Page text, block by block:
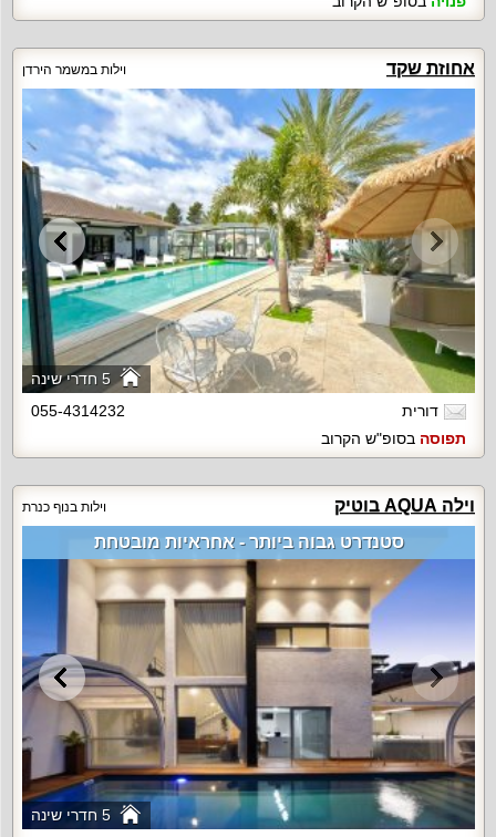
אחוזת שקד וילות במשמר הירדן
5 חדרי שינה
דורית
055-4314232
תפוסה בסופ"ש הקרוב
וילה AQUA בוטיק וילות בנוף כנרת
5 חדרי שינה
סטנדרט גבוה ביותר - אחראיות מובטחת